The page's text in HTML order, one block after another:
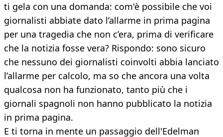
ti gela con una domanda: com'è possibile che voi
giornalisti abbiate dato l’allarme in prima pagina
per una tragedia che non c’era, prima di verificare
che la notizia fosse vera? Rispondo: sono sicuro
che nessuno dei giornalisti coinvolti abbia lanciato
l’allarme per calcolo, ma so che ancora una volta
qualcosa non ha funzionato, tanto più che i
giornali spagnoli non hanno pubblicato la notizia
in prima pagina.
E ti torna in mente un passaggio dell'Edelman